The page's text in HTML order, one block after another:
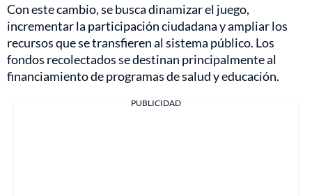
Con este cambio, se busca dinamizar el juego,
incrementar la participación ciudadana y ampliar los
recursos que se transfieren al sistema público. Los
fondos recolectados se destinan principalmente al
financiamiento de programas de salud y educación.
PUBLICIDAD